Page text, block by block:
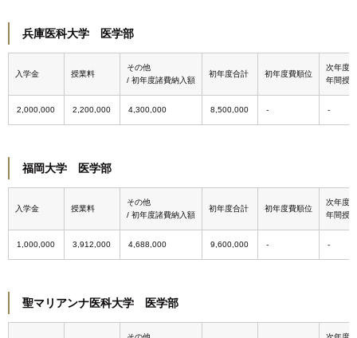
兵庫医科大学 医学部
入学金 授業料
その他
/ 初年度諸費納入額
初年度合計 初年度費順位
次年度
年間授
2,000,000 2,200,000 4,300,000 8,500,000
福岡大学 医学部
入学金 授業料
その他
/ 初年度諸費納入額
初年度合計 初年度費順位
次年度
年間授
1,000,000 3,912,000 4,688,000 9,600,000
聖マリアンナ医科大学 医学部